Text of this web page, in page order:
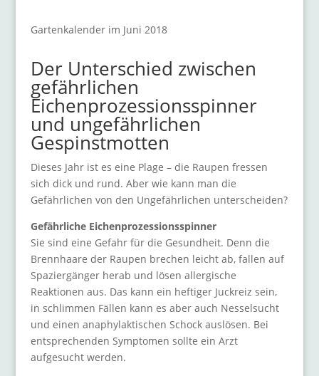
Gartenkalender im Juni 2018
Der Unterschied zwischen
gefährlichen
Eichenprozessionsspinner
und ungefährlichen
Gespinstmotten
Dieses Jahr ist es eine Plage – die Raupen fressen
sich dick und rund. Aber wie kann man die
Gefährlichen von den Ungefährlichen unterscheiden?
Gefährliche Eichenprozessionsspinner
Sie sind eine Gefahr für die Gesundheit. Denn die
Brennhaare der Raupen brechen leicht ab, fallen auf
Spaziergänger herab und lösen allergische
Reaktionen aus. Das kann ein heftiger Juckreiz sein,
in schlimmen Fällen kann es aber auch Nesselsucht
und einen anaphylaktischen Schock auslösen. Bei
entsprechenden Symptomen sollte ein Arzt
aufgesucht werden.